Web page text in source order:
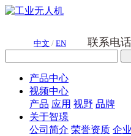
中文 / EN 联系电话
产品中心
视频中心
产品 应用 视野 品牌
关于智璟
公司简介 荣誉资质 企